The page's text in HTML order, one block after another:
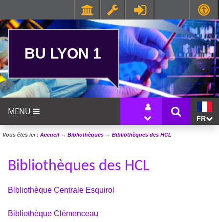
BU LYON 1
MENU
FR
Vous êtes ici : Accueil→ Bibliothèques → Bibliothèques des HCL
Bibliothèques des HCL
Bibliothèque Centrale Esquirol
Bibliothèque Clémenceau